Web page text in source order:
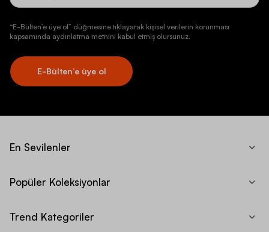
“E-Bülten’e üye ol” düğmesine tıklayarak kişisel verilerin korunması
kapsamında aydınlatma metnini kabul etmiş olursunuz.
E-Bülten’e üye ol
En Sevilenler
Popüler Koleksiyonlar
Trend Kategoriler